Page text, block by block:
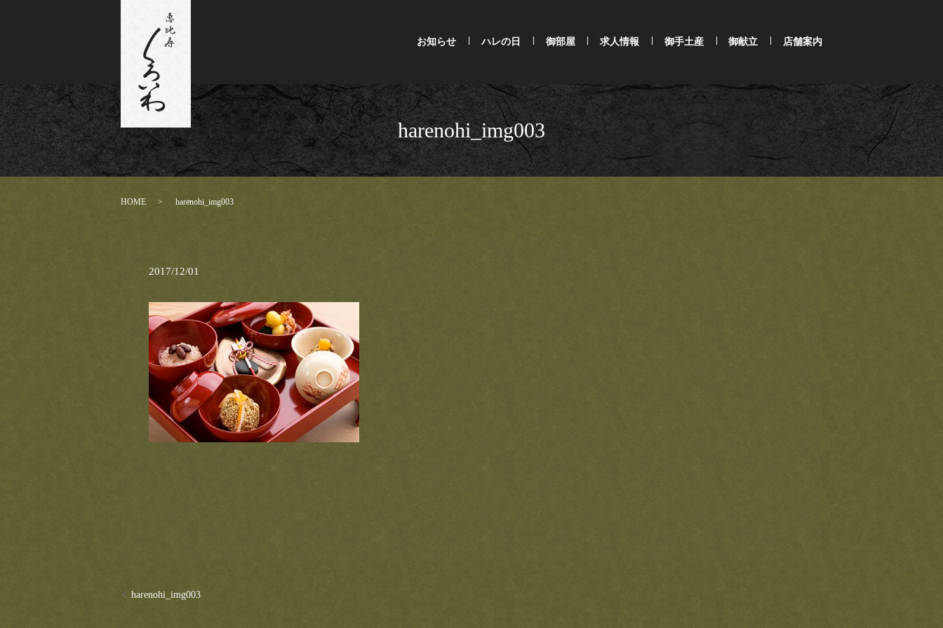
お知らせ ハレの日 御部屋 求人情報 御手土産 御献立 店舗案内
harenohi_img003
HOME harenohi_img003
2017/12/01
harenohi_img003